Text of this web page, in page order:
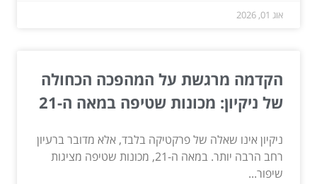
אוג 01, 2026
הקדמה מרגשת על המהפכה הכחולה
של ניקיון: מכונות שטיפה במאה ה-21
ניקיון אינו שאלה של פרקטיקה בלבד, אלא מדובר ברעיון
רחב הרבה יותר. במאה ה-21, מכונות שטיפה מציגות
שיפור...